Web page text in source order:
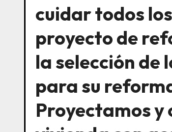
cuidar todos
proyecto de
la selección
para su
Proyectamos y